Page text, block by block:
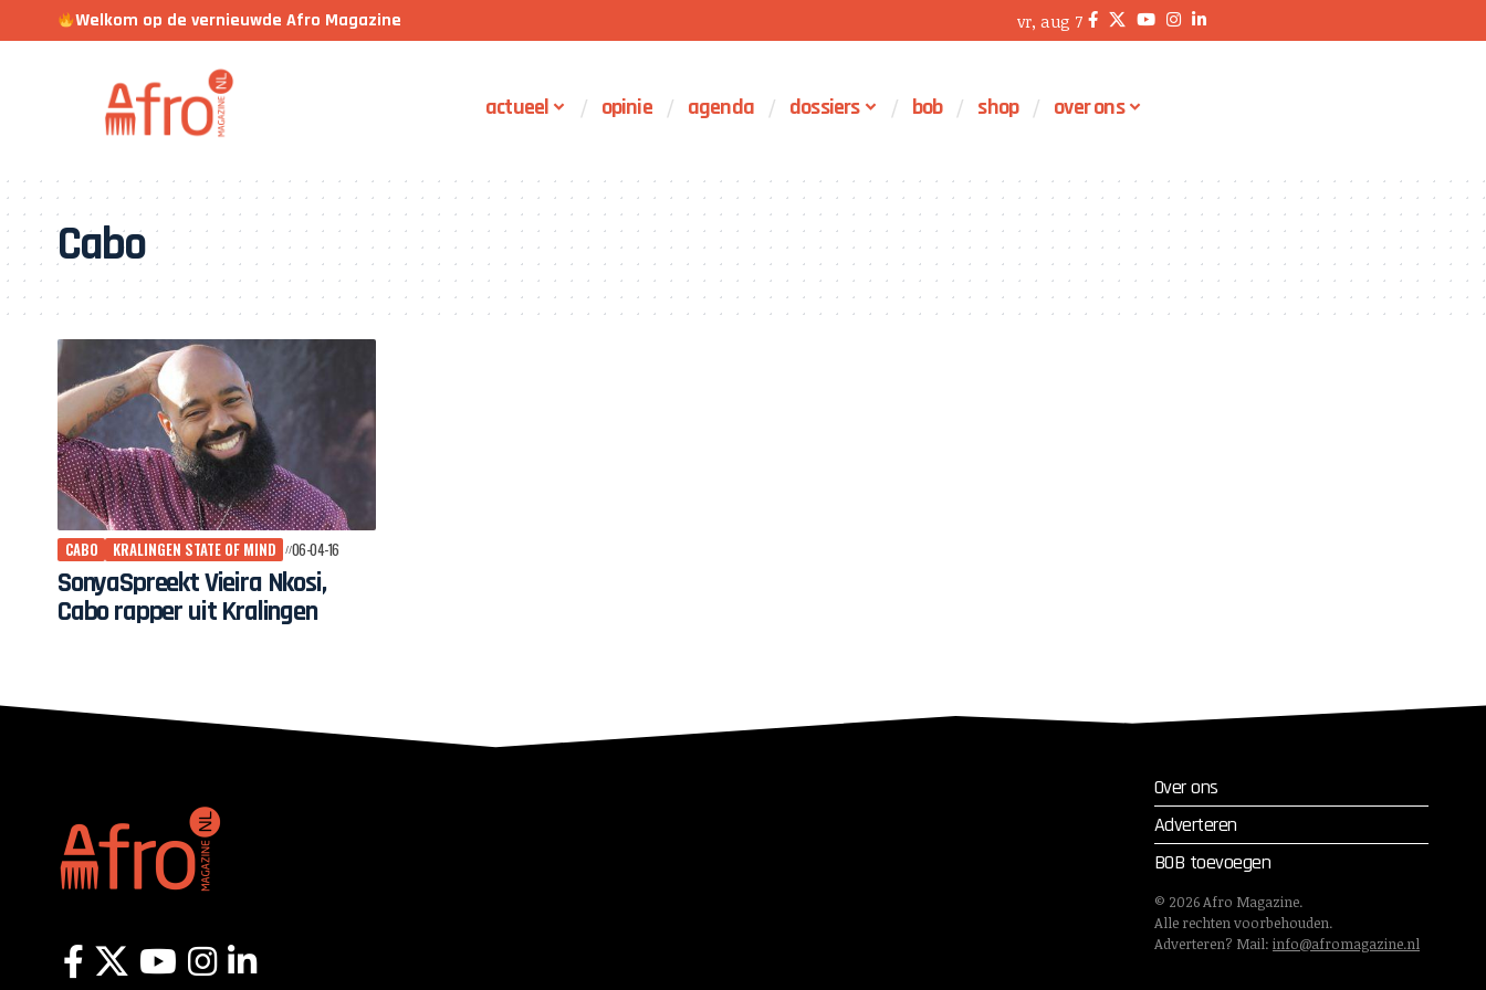
Welkom op de vernieuwde Afro Magazine vr, aug 7
actueel opinie agenda dossiers bob shop over ons
Cabo
CABO KRALINGEN STATE OF MIND 06-04-16
SonyaSpreekt Vieira Nkosi,
Cabo rapper uit Kralingen
Over ons
Adverteren
BOB toevoegen
© 2026Afro Magazine.
Alle rechten voorbehouden.
Adverteren? Mail: info@afromagazine.nl